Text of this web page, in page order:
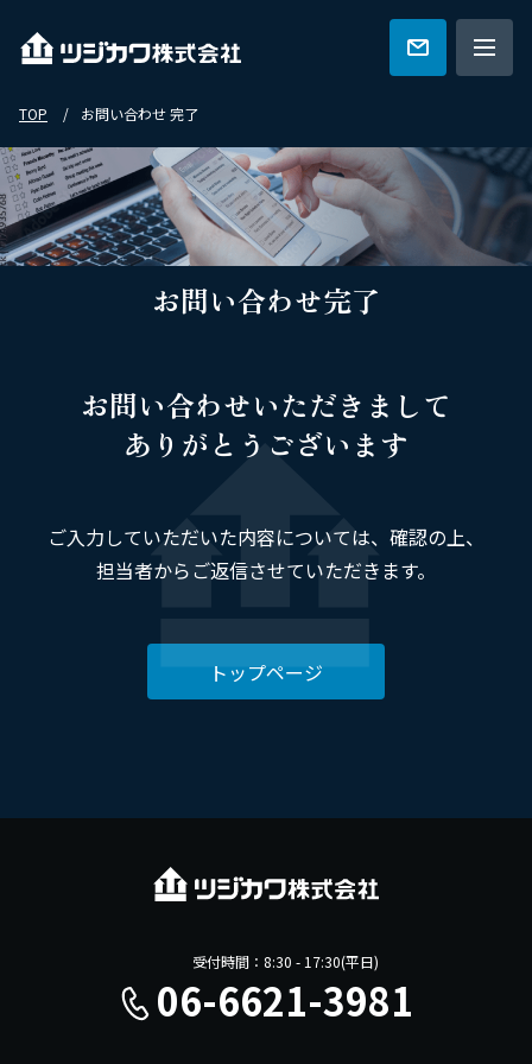
ツジカワの強み
技術紹介
会社概要
TOP お問い合わせ 完了
お問い合わせ完了
お問い合わせいただきまして
ありがとうございます
ご入力していただいた内容については、確認の上、
担当者からご返信させていただきます。
トップページ
受付時間：8:30 - 17:30(平日)
06-6621-3981